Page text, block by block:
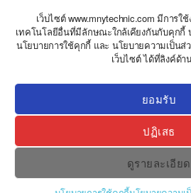
เว็บไซต์ www.mnytechnic.com มีการ
เทคโนโลยีอื่นที่มีลักษณะใกล้เคียงกันกับคุกกี้
นโยบายการใช้คุกกี้ และ นโยบายความเป็น
เว็บไซต์ ได้ที่ลิงค์ด้า
ยอมรับ
ปฏิเสธ
ดูรายละเอียด
Click to accept